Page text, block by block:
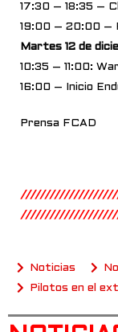
17:30 – 18:35 –
19:00 – 20:00 –
Martes 12 de
10:35 – 11:00:
16:00 – Inicio
Prensa FCAD
Noticias
Pilotos en el